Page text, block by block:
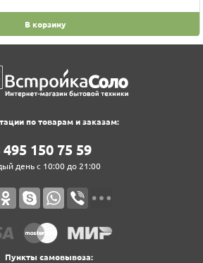
В корзину
по товарам и заказам:
4‍9‍5‍ 1‍5‍0‍ 7‍5‍ 5‍9‍
день с 10:00 до 21:00
Пункты самовывоза: